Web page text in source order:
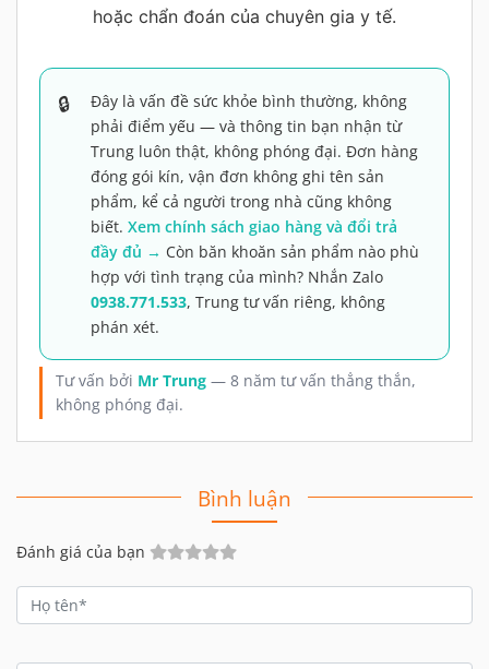
hoặc chẩn đoán của chuyên gia y tế.
Đây là vấn đề sức khỏe bình thường, không
phải điểm yếu — và thông tin bạn nhận từ
Trung luôn thật, không phóng đại. Đơn hàng
đóng gói kín, vận đơn không ghi tên sản
phẩm, kể cả người trong nhà cũng không
biết. Xem chính sách giao hàng và đổi trả
đầy đủ → Còn băn khoăn sản phẩm nào phù
hợp với tình trạng của mình? Nhắn Zalo
0938.771.533, Trung tư vấn riêng, không
phán xét.
Tư vấn bởi Mr Trung — 8 năm tư vấn thẳng thắn,
không phóng đại.
Bình luận
Đánh giá của bạn